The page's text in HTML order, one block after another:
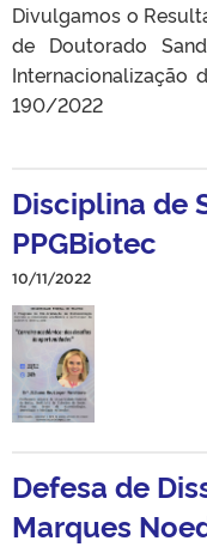
Divulgamos o
de Doutorado
Internacionalização
190/2022
Disciplina de
PPGBiotec
10/11/2022
Defesa de
Marques